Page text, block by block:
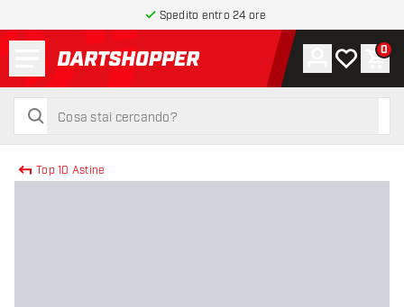
Spedito entro 24 ore
torna alla home page
cerca
cerca
Account
La mia0
Top 10 Astine